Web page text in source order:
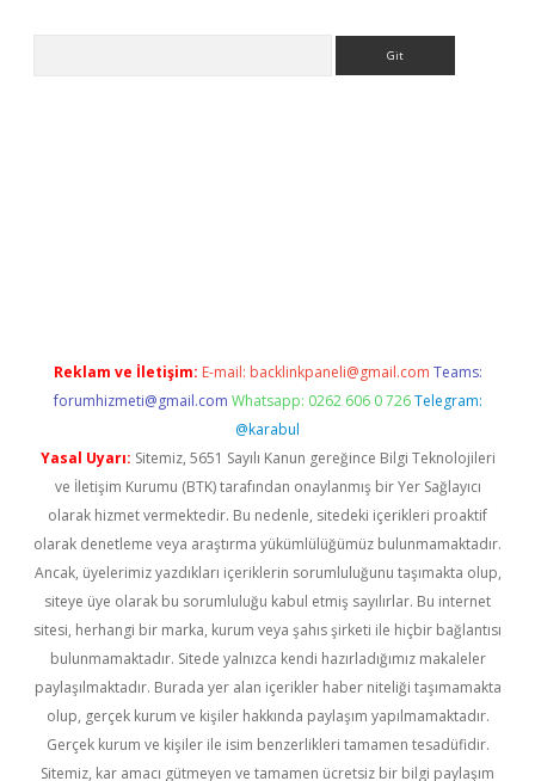
Reklam ve İletişim: E-mail: backlinkpaneli@gmail.com Teams:
forumhizmeti@gmail.com Whatsapp: 0262 606 0 726 Telegram:
@karabul
Yasal Uyarı: Sitemiz, 5651 Sayılı Kanun gereğince Bilgi Teknolojileri
ve İletişim Kurumu (BTK) tarafından onaylanmış bir Yer Sağlayıcı
olarak hizmet vermektedir. Bu nedenle, sitedeki içerikleri proaktif
olarak denetleme veya araştırma yükümlülüğümüz bulunmamaktadır.
Ancak, üyelerimiz yazdıkları içeriklerin sorumluluğunu taşımakta olup,
siteye üye olarak bu sorumluluğu kabul etmiş sayılırlar. Bu internet
sitesi, herhangi bir marka, kurum veya şahıs şirketi ile hiçbir bağlantısı
bulunmamaktadır. Sitede yalnızca kendi hazırladığımız makaleler
paylaşılmaktadır. Burada yer alan içerikler haber niteliği taşımamakta
olup, gerçek kurum ve kişiler hakkında paylaşım yapılmamaktadır.
Gerçek kurum ve kişiler ile isim benzerlikleri tamamen tesadüfidir.
Sitemiz, kar amacı gütmeyen ve tamamen ücretsiz bir bilgi paylaşım